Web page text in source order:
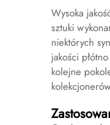
Wysoka
sztuki
niektórych
jakości
kolejne